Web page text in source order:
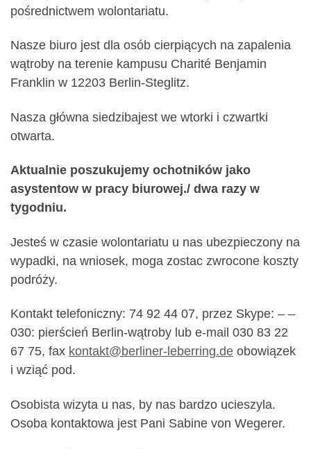
pośrednictwem wolontariatu.
Nasze biuro jest dla osób cierpiących na zapalenia
wątroby na terenie kampusu Charité Benjamin
Franklin w 12203 Berlin-Steglitz.
Nasza główna siedzibajest we wtorki i czwartki
otwarta.
Aktualnie poszukujemy ochotników jako
asystentow w pracy biurowej./ dwa razy w
tygodniu.
Jesteś w czasie wolontariatu u nas ubezpieczony na
wypadki, na wniosek, moga zostac zwrocone koszty
podróży.
Kontakt telefoniczny: 74 92 44 07, przez Skype: – –
030: pierścień Berlin-wątroby lub e-mail 030 83 22
67 75, fax kontakt@berliner-leberring.de obowiązek
i wziąć pod.
Osobista wizyta u nas, by nas bardzo ucieszyla.
Osoba kontaktowa jest Pani Sabine von Wegerer.